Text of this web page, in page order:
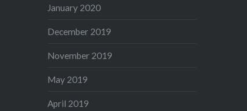
January 2020
December 2019
November 2019
May 2019
April 2019